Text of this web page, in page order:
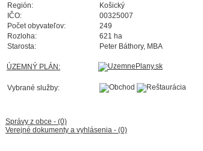
Región:
Košický
IČO:
00325007
Počet obyvateľov:
249
Rozloha:
621 ha
Starosta:
Peter Báthory, MBA
ÚZEMNÝ PLÁN:
Vybrané služby:
Správy z obce - (0)
Verejné dokumenty a vyhlásenia - (0)